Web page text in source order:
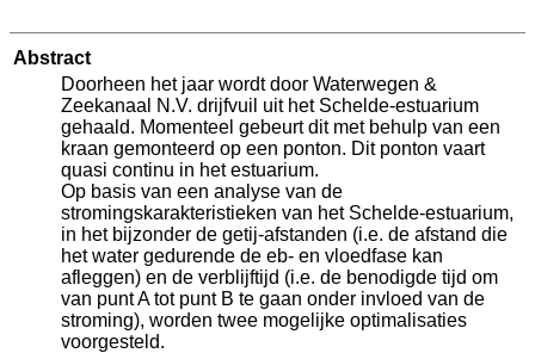
Abstract
Doorheen het jaar wordt door Waterwegen &
Zeekanaal N.V. drijfvuil uit het Schelde-estuarium
gehaald. Momenteel gebeurt dit met behulp van een
kraan gemonteerd op een ponton. Dit ponton vaart
quasi continu in het estuarium.
Op basis van een analyse van de
stromingskarakteristieken van het Schelde-estuarium,
in het bijzonder de getij-afstanden (i.e. de afstand die
het water gedurende de eb- en vloedfase kan
afleggen) en de verblijftijd (i.e. de benodigde tijd om
van punt A tot punt B te gaan onder invloed van de
stroming), worden twee mogelijke optimalisaties
voorgesteld.